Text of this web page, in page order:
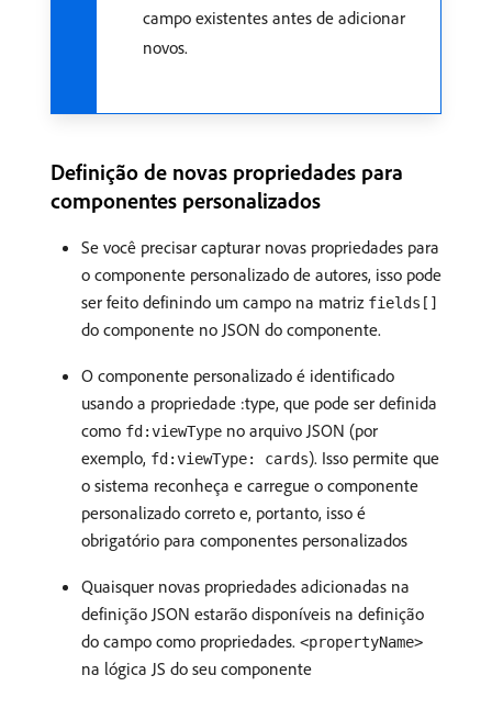
campo existentes antes de adicionar
novos.
Definição de novas propriedades para
componentes personalizados
Se você precisar capturar novas propriedades para
o componente personalizado de autores, isso pode
ser feito definindo um campo na matriz fields[]
do componente no JSON do componente.
O componente personalizado é identificado
usando a propriedade :type, que pode ser definida
como fd:viewType no arquivo JSON (por
exemplo, fd:viewType: cards). Isso permite que
o sistema reconheça e carregue o componente
personalizado correto e, portanto, isso é
obrigatório para componentes personalizados
Quaisquer novas propriedades adicionadas na
definição JSON estarão disponíveis na definição
do campo como propriedades. <propertyName>
na lógica JS do seu componente